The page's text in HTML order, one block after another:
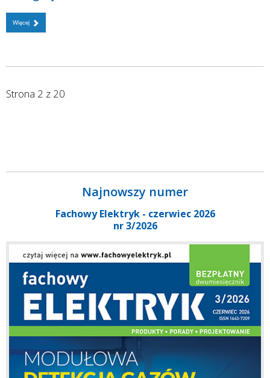
Więcej
Strona 2 z 20
Najnowszy numer
Fachowy Elektryk - czerwiec 2026
nr 3/2026